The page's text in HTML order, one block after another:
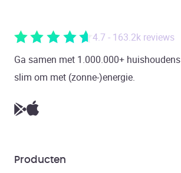
4.7 - 163.2k reviews
Ga samen met 1.000.000+ huishoudens
slim om met (zonne-)energie.
Producten